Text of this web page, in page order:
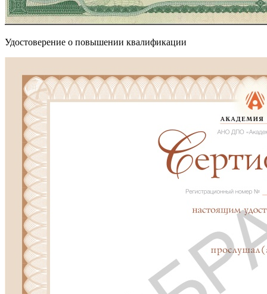
Удостоверение о повышении квалификации